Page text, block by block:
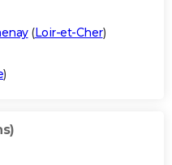
(Loir-et-Cher)
)